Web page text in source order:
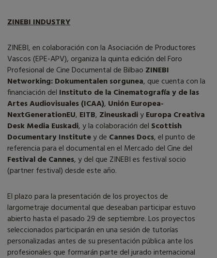
ZINEBI INDUSTRY
ZINEBI, en colaboración con la Asociación de Productores
Vascos (EPE-APV), organiza la quinta edición del Foro
Profesional de Cine Documental de Bilbao ZINEBI
Networking: Dokumentalen sorgunea, que cuenta con la
financiación del Instituto de la Cinematografía y de las
Artes Audiovisuales (ICAA), Unión Europea-
NextGenerationEU, EITB, ZineuskadiyEuropa Creativa
Desk Media Euskadi, y la colaboración del Scottish
Documentary Institutey de Cannes Docs, el punto de
referencia para el documental en el Mercado del Cine del
Festival de Cannes, y del que ZINEBI es festival socio
(partner festival) desde este año.
El plazo para la presentación de los proyectos de
largometraje documental que deseaban participar estuvo
abierto hasta el pasado 29 de septiembre. Los proyectos
seleccionados participarán en una sesión de tutorías
personalizadas antes de su presentación pública ante los
profesionales que formarán parte del jurado internacional